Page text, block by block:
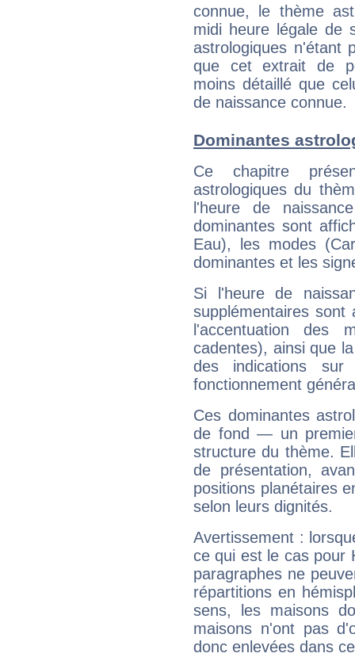
connue, le thème
midi heure légale de
astrologiques n'étant
que cet extrait de
moins détaillé que
de naissance connue.
Dominantes
Ce chapitre
astrologiques du
l'heure de
dominantes sont
Eau), les modes
dominantes et les
Si l'heure de
supplémentaires sont
l'accentuation des
cadentes), ainsi que
des indications sur
fonctionnement
Ces dominantes
de fond — un
structure du thème.
de présentation,
positions planétaires
selon leurs dignités.
Avertissement :
ce qui est le cas pour
paragraphes ne
répartitions en
sens, les maisons
maisons n'ont pas
donc enlevées dans